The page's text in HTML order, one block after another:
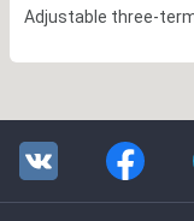
Adjustable three-